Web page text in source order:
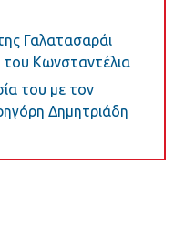
Γαλατασαράι
Κωνσταντέλια
του με τον
Δημητριάδη